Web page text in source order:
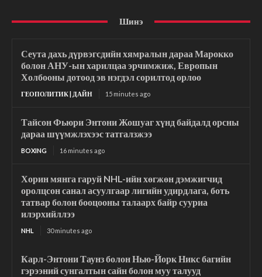
Шинэ
Сеута дахь дүрвэгсдийн хямралын дараа Марокко
болон АНУ-ын харилцаа эрчимжиж, Европын
Холбооны дотоод эв нэгдэл сорилтод орлоо
ГЕОПОЛИТИК | ДАЙН 15 minutes ago
Тайсон Фьюри Энтони Жошуаг хүнд байдалд орсны
дараа шүүмжлэхээс татгалзжээ
BOXING 16 minutes ago
Хорин мянга гаруй NHL-ийн хөгжөн дэмжигчид
оролцсон санал асуулгаар лигийн удирдлага, боть
татвар болон бооцооны талаарх байр сууриа
илэрхийллээ
NHL 30 minutes ago
Карл-Энтони Таунз болон Нью-Йорк Никс багийн
гэрээний сунгалтын сайн болон муу талууд